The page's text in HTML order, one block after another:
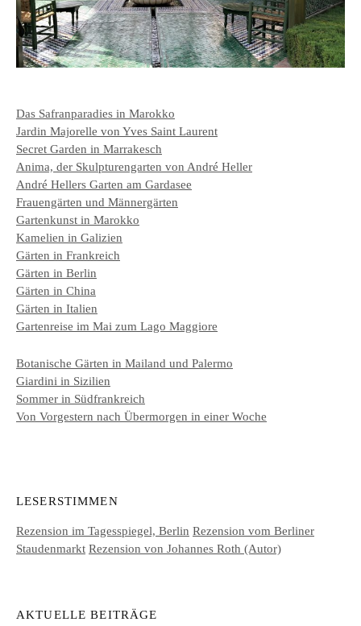
Das Safranparadies in Marokko
Jardin Majorelle von Yves Saint Laurent
Secret Garden in Marrakesch
Anima, der Skulpturengarten von André Heller
André Hellers Garten am Gardasee
Frauengärten und Männergärten
Gartenkunst in Marokko
Kamelien in Galizien
Gärten in Frankreich
Gärten in Berlin
Gärten in China
Gärten in Italien
Gartenreise im Mai zum Lago Maggiore
Botanische Gärten in Mailand und Palermo
Giardini in Sizilien
Sommer in Südfrankreich
Von Vorgestern nach Übermorgen in einer Woche
LESERSTIMMEN
Rezension im Tagesspiegel, Berlin Rezension vom Berliner
Staudenmarkt Rezension von Johannes Roth (Autor)
AKTUELLE BEITRÄGE